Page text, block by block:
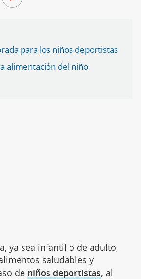
para los niños deportistas
alimentación del niño
ya sea infantil o de adulto,
saludables y
de niños deportistas, al